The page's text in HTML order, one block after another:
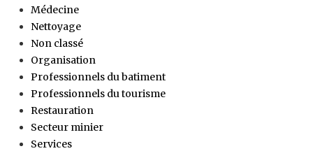
Médecine
Nettoyage
Non classé
Organisation
Professionnels du batiment
Professionnels du tourisme
Restauration
Secteur minier
Services